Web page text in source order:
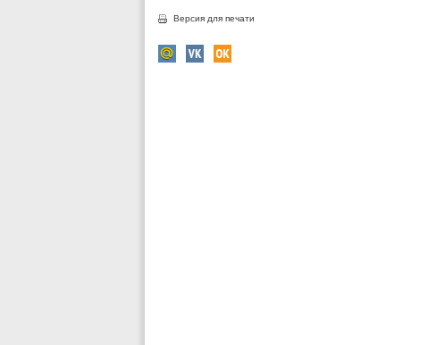
Версия для печати